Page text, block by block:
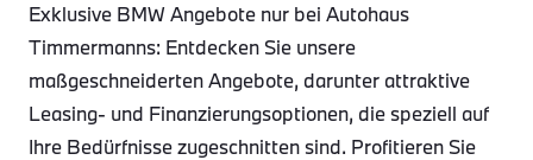
Exklusive BMW Angebote nur bei Autohaus
Timmermanns: Entdecken Sie unsere
maßgeschneiderten Angebote, darunter attraktive
Leasing- und Finanzierungsoptionen, die speziell auf
Ihre Bedürfnisse zugeschnitten sind. Profitieren Sie